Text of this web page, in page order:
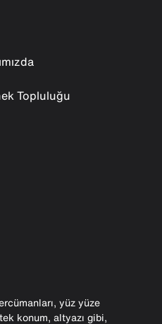
Topluluğu
yüz yüze
konum, altyazı gibi,